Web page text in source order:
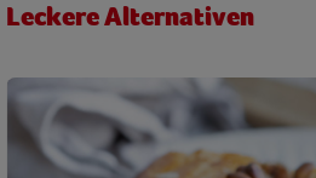
Leckere Alternativen